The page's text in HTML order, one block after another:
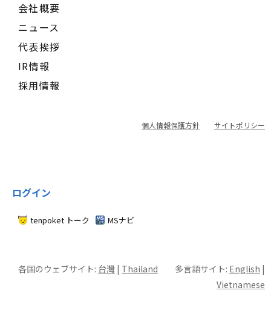
会社概要
ニュース
代表挨拶
IR情報
採用情報
個人情報保護方針 サイトポリシー
ログイン
tenpoket トーク MSナビ
各国のウェブサイト: 台灣 | Thailand 多言語サイト: English |
Vietnamese